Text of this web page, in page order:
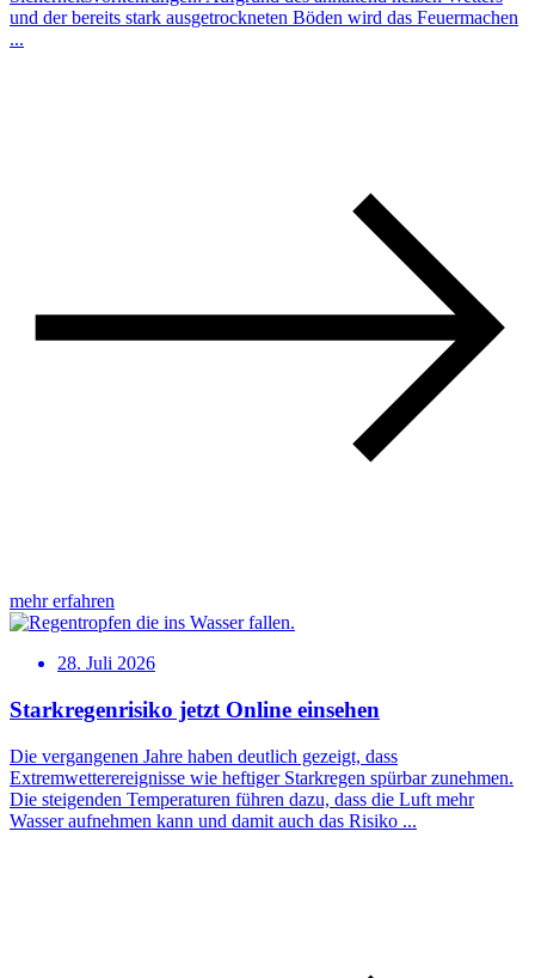
und der bereits stark ausgetrockneten Böden wird das Feuermachen
...
mehr erfahren
28. Juli 2026
Starkregenrisiko jetzt Online einsehen
Die vergangenen Jahre haben deutlich gezeigt, dass
Extremwetterereignisse wie heftiger Starkregen spürbar zunehmen.
Die steigenden Temperaturen führen dazu, dass die Luft mehr
Wasser aufnehmen kann und damit auch das Risiko ...